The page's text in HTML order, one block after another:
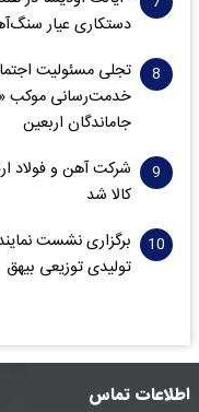
دستکاری عیار
تجلی مسئولیت
خدمت‌رسانی موکب
جاماندگان اربعین
شرکت آهن و فولاد
کالا شد
برگزاری نشست
تولیدی توزیعی بیهق
اطلاعات تماس